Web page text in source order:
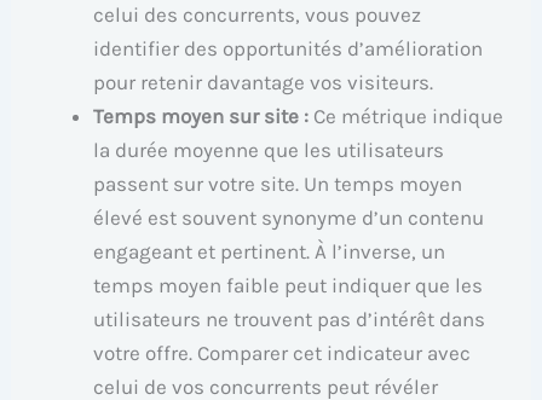
celui des concurrents, vous pouvez
identifier des opportunités d’amélioration
pour retenir davantage vos visiteurs.
Temps moyen sur site : Ce métrique indique
la durée moyenne que les utilisateurs
passent sur votre site. Un temps moyen
élevé est souvent synonyme d’un contenu
engageant et pertinent. À l’inverse, un
temps moyen faible peut indiquer que les
utilisateurs ne trouvent pas d’intérêt dans
votre offre. Comparer cet indicateur avec
celui de vos concurrents peut révéler